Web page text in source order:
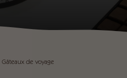
Gâteaux de voyage